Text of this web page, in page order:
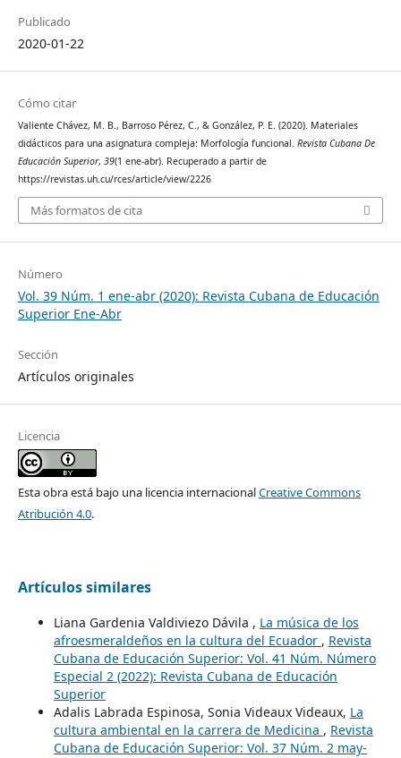
Publicado
2020-01-22
Cómo citar
Valiente Chávez, M. B., Barroso Pérez, C., & González, P. E. (2020). Materiales
didácticos para una asignatura compleja: Morfología funcional. Revista Cubana De
Educación Superior, 39(1 ene-abr). Recuperado a partir de
https://revistas.uh.cu/rces/article/view/2226
Más formatos de cita
Número
Vol. 39 Núm. 1 ene-abr (2020): Revista Cubana de Educación
Superior Ene-Abr
Sección
Artículos originales
Licencia
Esta obra está bajo una licencia internacionalCreative Commons
Atribución 4.0.
Artículos similares
Liana Gardenia Valdiviezo Dávila , La música de los
afroesmeraldeños en la cultura del Ecuador , Revista
Cubana de Educación Superior: Vol. 41 Núm. Número
Especial 2 (2022): Revista Cubana de Educación
Superior
Adalis Labrada Espinosa, Sonia Videaux Videaux, La
cultura ambiental en la carrera de Medicina , Revista
Cubana de Educación Superior: Vol. 37 Núm. 2 may-